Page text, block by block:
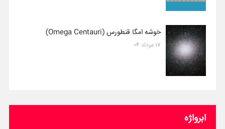
خوشه امگا قنطورس (Omega Centauri)
۱۷ مرداد ۰۴
ابرواژه